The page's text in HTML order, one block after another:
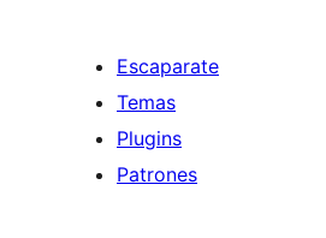
Escaparate
Temas
Plugins
Patrones